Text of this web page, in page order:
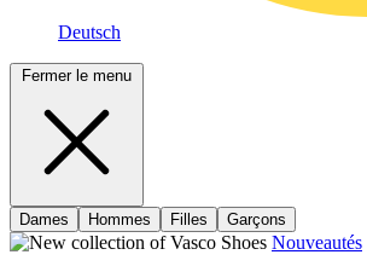
Deutsch
Fermer le menu
Dames Hommes Filles Garçons
Nouveautés